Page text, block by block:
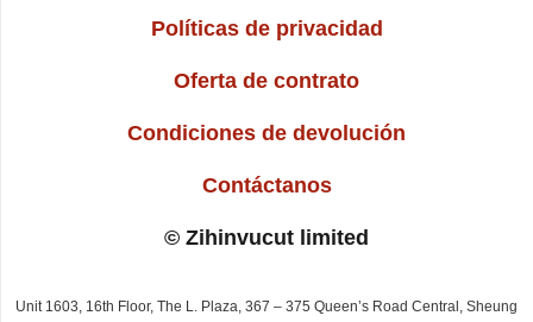
Políticas de privacidad
Oferta de contrato
Condiciones de devolución
Contáctanos
© Zihinvucut limited
Unit 1603, 16th Floor, The L. Plaza, 367 – 375 Queen’s Road Central, Sheung